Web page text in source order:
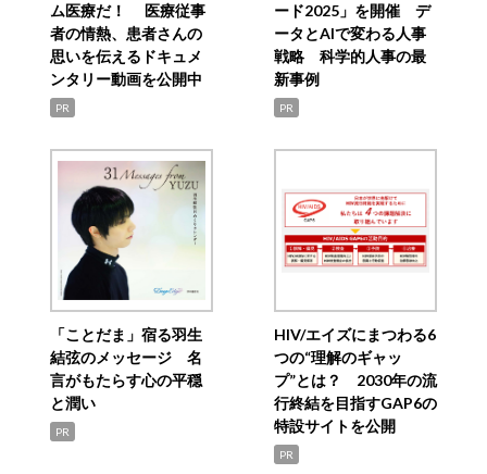
ム医療だ！ 医療従事
者の情熱、患者さんの
思いを伝えるドキュメ
ンタリー動画を公開中
PR
ード2025」を開催 デ
ータとAIで変わる人事
戦略 科学的人事の最
新事例
PR
「ことだま」宿る羽生
結弦のメッセージ 名
言がもたらす心の平穏
と潤い
PR
HIV/エイズにまつわる6
つの“理解のギャッ
プ”とは？ 2030年の流
行終結を目指すGAP6の
特設サイトを公開
PR